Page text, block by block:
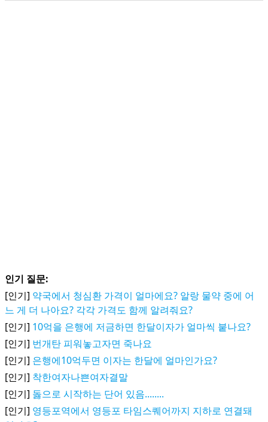
인기 질문:
[인기] 약국에서 청심환 가격이 얼마에요? 알랑 물약 중에 어
느 게 더 나아요? 각각 가격도 함께 알려줘요?
[인기] 10억을 은행에 저금하면 한달이자가 얼마씩 붙나요?
[인기] 번개탄 피워놓고자면 죽나요
[인기] 은행에10억두면 이자는 한달에 얼마인가요?
[인기] 착한여자나쁜여자결말
[인기] 돓으로 시작하는 단어 있음........
[인기] 영등포역에서 영등포 타임스퀘어까지 지하로 연결돼